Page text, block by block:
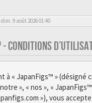
9 août 2026 01:40
CONDITIONS
à « JapanFigs™ » (désigné
», « nos », «
»), vous